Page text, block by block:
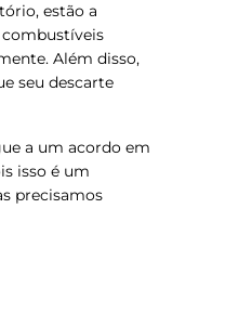
estão a
Além disso,
seu descarte
a um acordo em
isso é um
precisamos